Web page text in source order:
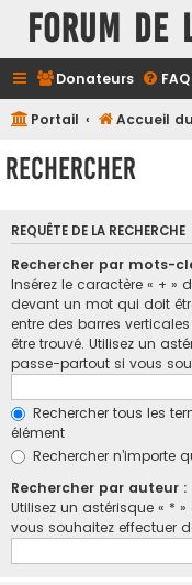
FORUM DE
Donateurs FAQ
Portail Accueil
Rechercher
REQUÊTE DE LA RECHERCHE
Rechercher par mots-
Insérez le caractère « + »
devant un mot qui doit
entre des barres
être trouvé. Utilisez un
passe-partout si vous
Rechercher tous les
élément
Rechercher n’importe
Rechercher par auteur :
Utilisez un astérisque « *
vous souhaitez effectuer